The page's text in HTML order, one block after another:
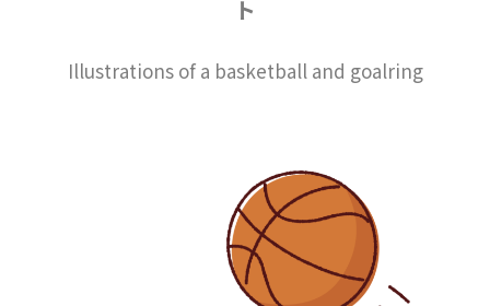
ト
Illustrations of a basketball and goalring